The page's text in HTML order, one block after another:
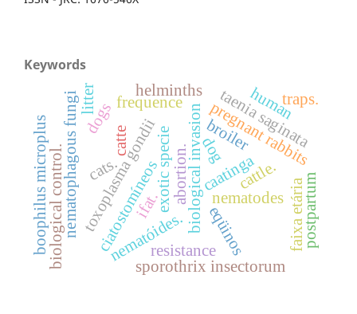
Keywords
biological invasion
exotic specie caatinga
toxoplasma gondii pregnant rabbits
abortion.
nematophagous fungi nematodes
biological control. ciatostomíneos faixa etária
eqüinos
nematóides.
taenia saginata
catte dog
human
ifat.
helminths
cattle.
boophilus microplus
sporothrix insectorum
frequence
dogs
cats.
litter
broiler
traps.
resistance
postpartum